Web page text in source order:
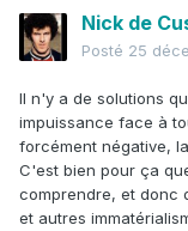
Nick de
Posté 25
Il n'y a de solutions
impuissance face à
forcément négative,
C'est bien pour ça
comprendre, et donc
et autres